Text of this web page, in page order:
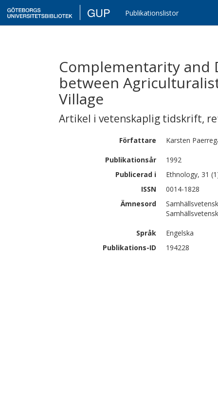
GUP Publikationslistor
Complementarity and
between
Village
Artikel i vetenskaplig tidskrift,
Författare Karsten
Publikationsår
1992
Publicerad i
Ethnology, 31
ISSN
0014-1828
Ämnesord
Språk
Engelska
Publikations-ID
194228